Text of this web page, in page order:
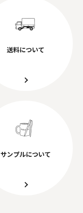
送料について
サンプルについて